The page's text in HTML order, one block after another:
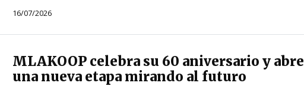
16/07/2026
MLAKOOP celebra su 60 aniversario y abre
una nueva etapa mirando al futuro